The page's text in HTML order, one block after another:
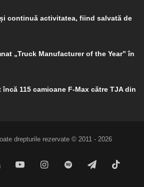
continuă activitatea, fiind salvată de
„Truck Manufacturer of the Year” în
115 camioane F-Max către TJA din
drepturile rezervate © 2011 - 2026
LinkedInYouTubeInstagram
Spotify Telegram